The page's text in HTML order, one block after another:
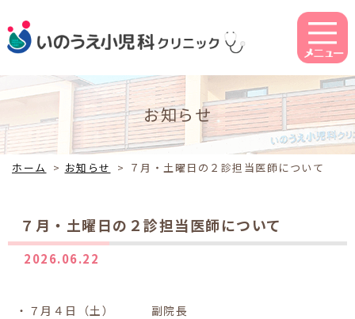
お知らせ
ホーム > お知らせ > ７月・土曜日の２診担当医師について
７月・土曜日の２診担当医師について
2026.06.22
・７月４日（土） 副院長